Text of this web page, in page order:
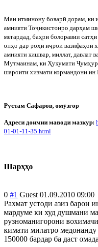
Ман итминону боварӣ дорам, ки
амнияти Тоҷикистонро дарҳам
мегардад, баҳри болоравии
онҳо дар роҳи иҷрои вазифаҳои
амнияти кишвар, миллат, давлат
Мутмаинам, ки Ҳукумати Ҷ
шароити хизмати кормандони ин
Рустам Сафаров, омӯзгор
Адреси доимии маводи мазкур:
01-01-11-35. html
Шарҳҳо
0 #1 Guest 01.09.2010 09:00
Рахмат устоди азиз барои
мардуме ки худ душмани
рузноманигорони
кимати милатро
150000 бардар ба даст омада